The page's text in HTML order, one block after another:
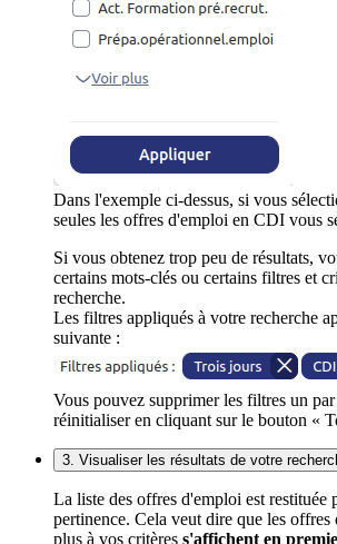
Dans l'exemple ci-dessus, si vous
seules les offres d'emploi en CDI vous
Si vous obtenez trop peu de résultats,
certains mots-clés ou certains filtres et
recherche.
Les filtres appliqués à votre recherche
suivante :
Vous pouvez supprimer les filtres un
réinitialiser en cliquant sur le bouton «
3. Visualiser les résultats de votre
La liste des offres d'emploi est restituée
pertinence. Cela veut dire que les
plus à vos critères s'affichent en